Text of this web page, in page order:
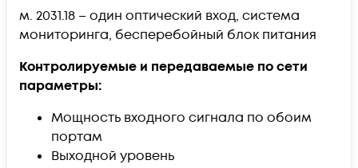
м. 2031.18 – один оптический вход, система
мониторинга, бесперебойный блок питания
Контролируемые и передаваемые по сети
параметры:
Мощность входного сигнала по обоим
портам
Выходной уровень